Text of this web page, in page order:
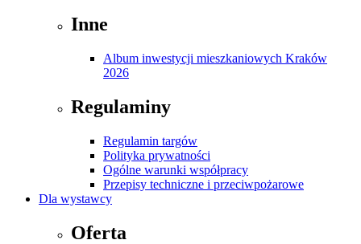
Inne
Album inwestycji mieszkaniowych Kraków
2026
Regulaminy
Regulamin targów
Polityka prywatności
Ogólne warunki współpracy
Przepisy techniczne i przeciwpożarowe
Dla wystawcy
Oferta